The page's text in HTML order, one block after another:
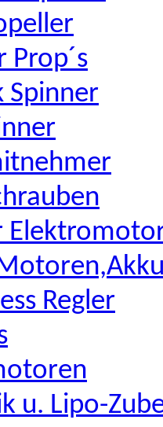
Prop´s
Spinner
Regler
u. Lipo-